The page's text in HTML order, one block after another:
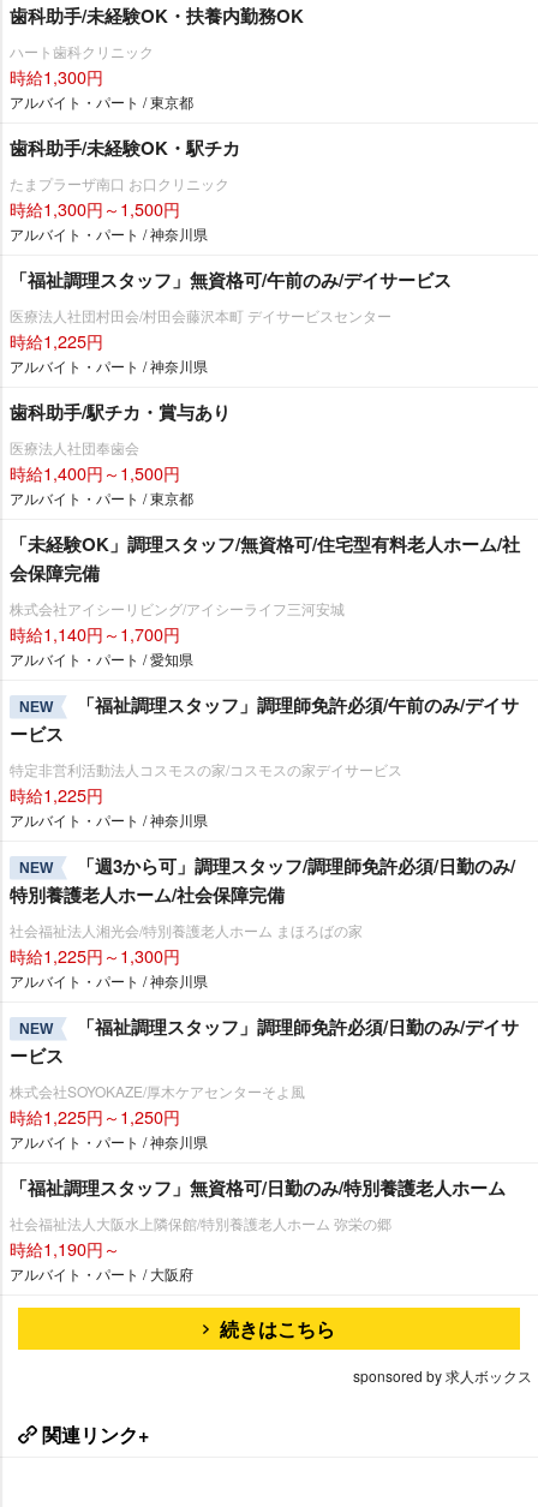
歯科助手/未経験OK・扶養内勤務OK
ハート歯科クリニック
時給1,300円
アルバイト・パート / 東京都
歯科助手/未経験OK・駅チカ
たまプラーザ南口 お口クリニック
時給1,300円～1,500円
アルバイト・パート / 神奈川県
「福祉調理スタッフ」無資格可/午前のみ/デイサービス
医療法人社団村田会/村田会藤沢本町 デイサービスセンター
時給1,225円
アルバイト・パート / 神奈川県
歯科助手/駅チカ・賞与あり
医療法人社団奉歯会
時給1,400円～1,500円
アルバイト・パート / 東京都
「未経験OK」調理スタッフ/無資格可/住宅型有料老人ホーム/社
会保障完備
株式会社アイシーリビング/アイシーライフ三河安城
時給1,140円～1,700円
アルバイト・パート / 愛知県
NEW
「福祉調理スタッフ」調理師免許必須/午前のみ/デイサ
ービス
特定非営利活動法人コスモスの家/コスモスの家デイサービス
時給1,225円
アルバイト・パート / 神奈川県
NEW
「週3から可」調理スタッフ/調理師免許必須/日勤のみ/
特別養護老人ホーム/社会保障完備
社会福祉法人湘光会/特別養護老人ホーム まほろばの家
時給1,225円～1,300円
アルバイト・パート / 神奈川県
NEW
「福祉調理スタッフ」調理師免許必須/日勤のみ/デイサ
ービス
株式会社SOYOKAZE/厚木ケアセンターそよ風
時給1,225円～1,250円
アルバイト・パート / 神奈川県
「福祉調理スタッフ」無資格可/日勤のみ/特別養護老人ホーム
社会福祉法人大阪水上隣保館/特別養護老人ホーム 弥栄の郷
時給1,190円～
アルバイト・パート / 大阪府
続きはこちら
sponsored by 求人ボックス
関連リンク+